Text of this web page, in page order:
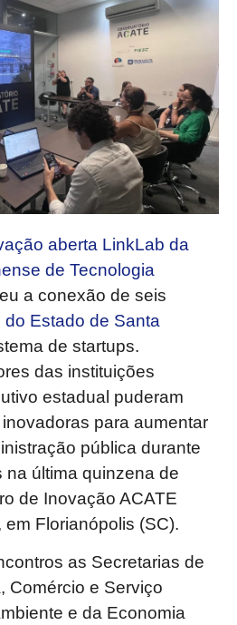
aberta LinkLab da
de Tecnologia
a conexão de seis
do Estado de Santa
de startups.
das instituições
estadual puderam
para aumentar
pública durante
na última quinzena de
de Inovação ACATE
Florianópolis (SC).
as Secretarias de
Comércio e Serviço
e da Economia